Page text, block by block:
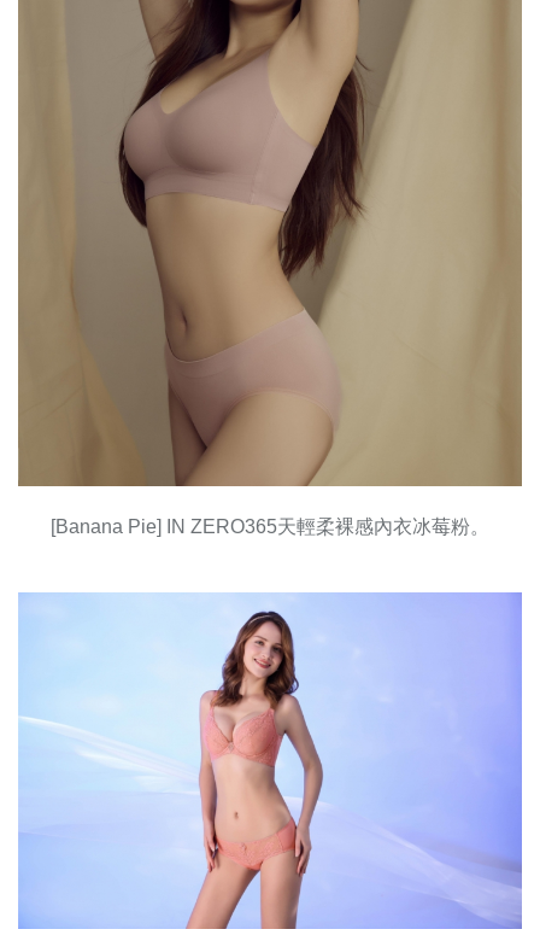
[Banana Pie] IN ZERO365天輕柔裸感內衣冰莓粉。